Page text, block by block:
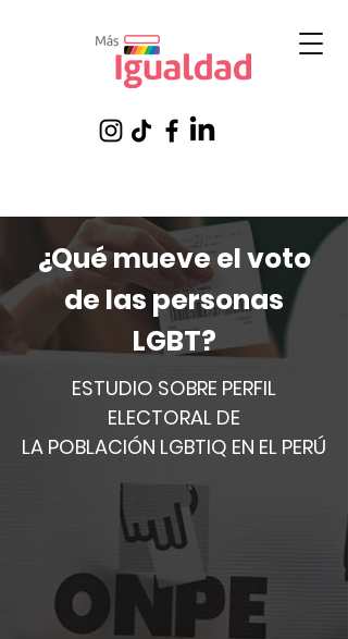
¿Qué mueve el voto
de las personas
LGBT?
ESTUDIO SOBRE PERFIL
ELECTORAL DE
LA POBLACIÓN LGBTIQ EN EL PERÚ